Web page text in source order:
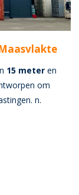
15 meter en
om
n.